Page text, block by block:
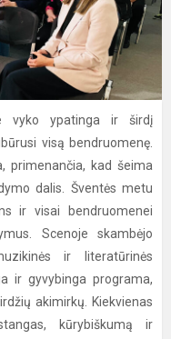
vyko ypatinga ir širdį
visą bendruomenę.
primenančia, kad šeima
dalis. Šventės metu
ir visai bendruomenei
Scenoje skambėjo
ir literatūrinės
ir gyvybinga programa,
akimirkų. Kiekvienas
kūrybiškumą ir